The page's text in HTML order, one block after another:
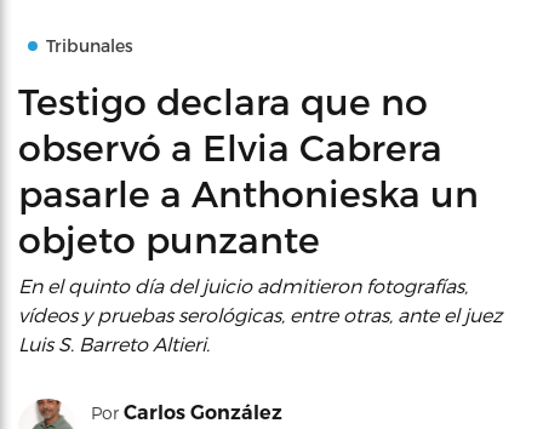
Tribunales
Testigo declara que no
observó a Elvia Cabrera
pasarle a Anthonieska un
objeto punzante
En el quinto día del juicio admitieron fotografías,
vídeos y pruebas serológicas, entre otras, ante el juez
Luis S. Barreto Altieri.
Por Carlos González